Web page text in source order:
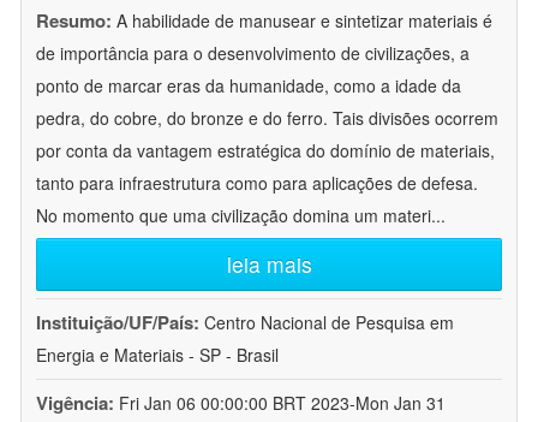
Resumo: A habilidade de manusear e sintetizar materiais é
de importância para o desenvolvimento de civilizações, a
ponto de marcar eras da humanidade, como a idade da
pedra, do cobre, do bronze e do ferro. Tais divisões ocorrem
por conta da vantagem estratégica do domínio de materiais,
tanto para infraestrutura como para aplicações de defesa.
No momento que uma civilização domina um materi...
leia mais
Instituição/UF/País: Centro Nacional de Pesquisa em
Energia e Materiais - SP - Brasil
Vigência: Fri Jan 06 00:00:00 BRT 2023-Mon Jan 31